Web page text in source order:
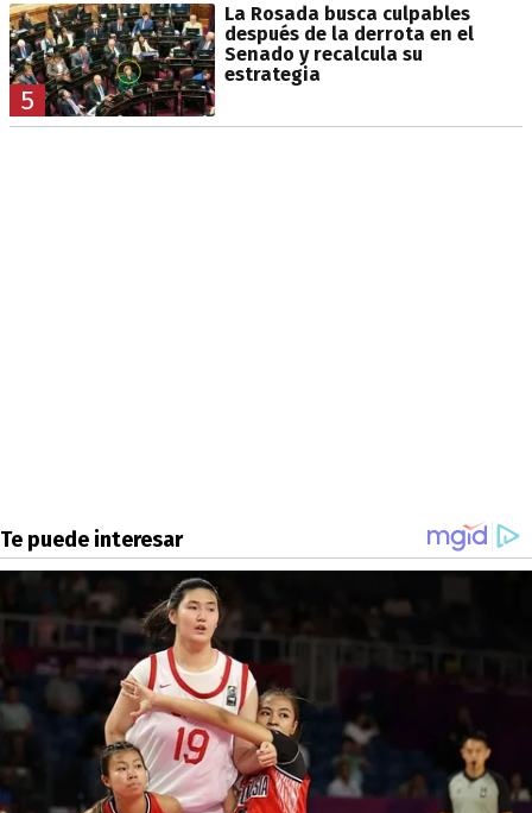
5
La Rosada busca culpables
después de la derrota en el
Senado y recalcula su
estrategia